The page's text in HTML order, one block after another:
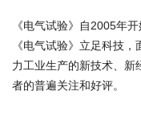
《电气试验》自2005年
《电气试验》立足科技
力工业生产的新技术、新
者的普遍关注和好评。